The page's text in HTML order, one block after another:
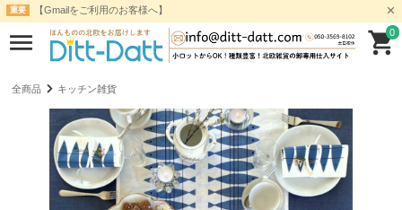
重要 【Gmailをご利用のお客様へ】
0
全商品 キッチン雑貨